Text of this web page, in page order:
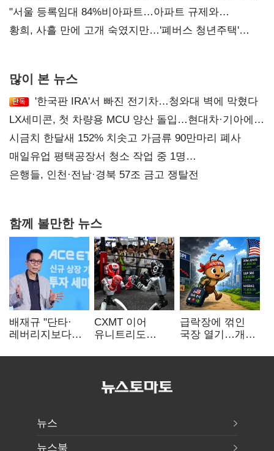
오차 당연"
"서울 등록임대 84%비아파트…아파트 규제와
달리해야"
황희, 사흘 만에 고개 숙였지만…'폐버스 청년주택'
많이 본 뉴스
'한국판 IRA'서 빠진 전기차…청와대 벽에 막혔다
LX세미콘, 첫 차량용 MCU 양산 돌입…현대차·기아에
공급
시금치 한달새 152% 치솟고 가금류 90만마리 폐사
매일유업 평택공장서 청소 작업 중 1명
사망…"안전관리체계 재점검"
은행들, 인천·전남·경북 57조 금고 쟁탈전
함께 볼만한 뉴스
배재규 "단타·
레버리지보다
장기투자…
CXMT 이어
유니트리도
영향 '촉각'
급락장에 꺾인
국장 열기…개인
해외로
뉴스
뉴스북